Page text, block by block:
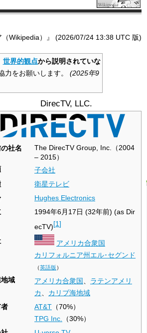
Wikipedia）』 (2026/07/24 13:38 UTC 版)
世界的観点から説明されていな
力をお願いします。 (2025年9
DirecTV, LLC.
の社名
The DirecTV Group, Inc.（2004
– 2015）
子会社
衛星テレビ
Hughes Electronics
1994年6月17日 (32年前) (as Dir
ecTV)[1]
アメリカ合衆国
カリフォルニア州 エル･セグンド
（英語版）
域 アメリカ合衆国、 ラテンアメリ
カ、 カリブ海地域
AT&T （70%）
TPG Inc. （30%）